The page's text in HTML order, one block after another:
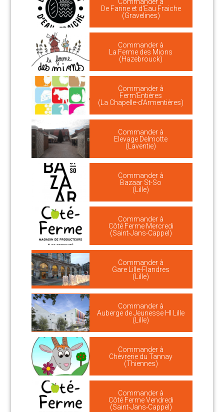
De Farine et d'Eau Fraiche
(Gravelines)
Commander à
La Ferme des Mions
(Hazebrouck)
Commander à
Ferm'Entières
(La Chapelle-d'Armentières)
Commander à
Elevage Delmotte
(Laventie)
Commander à
Bazaar St-So
(Lille)
Commander à
Côté Ferme Mercredi
(Saint-Jans-Cappel)
Commander à
Gare Lille-Flandres
(Lille)
Commander à
Auberge de Jeunesse HI Lille
(Lille)
Commander à
Chèvrerie du Tannay
(Thiennes)
Commander à
Côté Ferme Vendredi
(Saint-Jans-Cappel)